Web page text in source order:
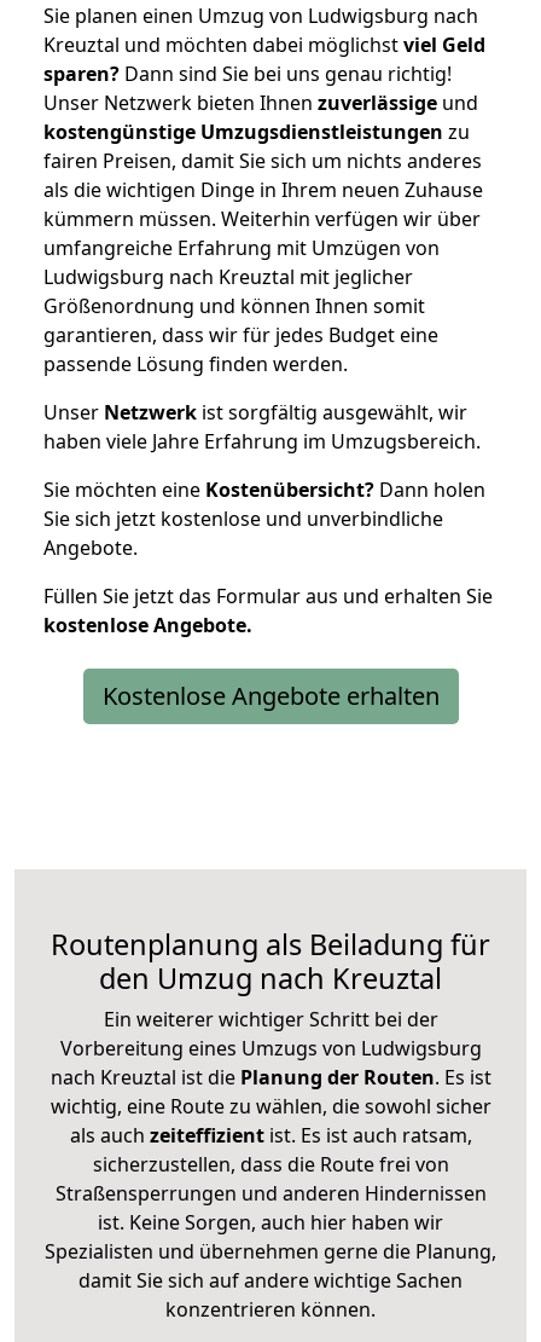
Sie planen einen Umzug von Ludwigsburg nach
Kreuztal und möchten dabei möglichstviel Geld
sparen? Dann sind Sie bei uns genau richtig!
Unser Netzwerk bieten Ihnen zuverlässige und
kostengünstige Umzugsdienstleistungen zu
fairen Preisen, damit Sie sich um nichts anderes
als die wichtigen Dinge in Ihrem neuen Zuhause
kümmern müssen. Weiterhin verfügen wir über
umfangreiche Erfahrung mit Umzügen von
Ludwigsburg nach Kreuztal mit jeglicher
Größenordnung und können Ihnen somit
garantieren, dass wir für jedes Budget eine
passende Lösung finden werden.
Unser Netzwerk ist sorgfältig ausgewählt, wir
haben viele Jahre Erfahrung im Umzugsbereich.
Sie möchten eine Kostenübersicht? Dann holen
Sie sich jetzt kostenlose und unverbindliche
Angebote.
Füllen Sie jetzt das Formular aus und erhalten Sie
kostenloseAngebote.
Kostenlose Angebote erhalten
Routenplanung als Beiladung für
den Umzug nach Kreuztal
Ein weiterer wichtiger Schritt bei der
Vorbereitung eines Umzugs von Ludwigsburg
nach Kreuztal ist diePlanung der Routen. Es ist
wichtig, eine Route zu wählen, die sowohl sicher
als auch zeiteffizientist. Es ist auch ratsam,
sicherzustellen, dass die Route frei von
Straßensperrungen und anderen Hindernissen
ist. Keine Sorgen, auch hier haben wir
Spezialisten und übernehmen gerne die Planung,
damit Sie sich auf andere wichtige Sachen
konzentrieren können.